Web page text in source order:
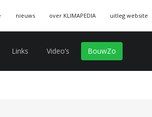
nieuws over KLIMAPEDIA uitleg website
Links Video’s BouwZo